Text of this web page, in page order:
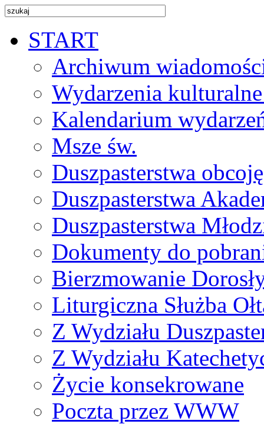
START
Archiwum
Wydarzenia
Kalendarium
Msze św.
Duszpasterstwa
Duszpasterstwa
Duszpasterstwa
Dokumenty do
Bierzmowanie
Liturgiczna Służba
Z Wydziału
Z Wydziału
Życie konsekrowane
Poczta przez WWW